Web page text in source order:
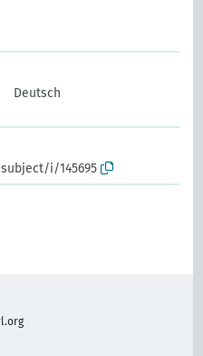
Deutsch
i/145695